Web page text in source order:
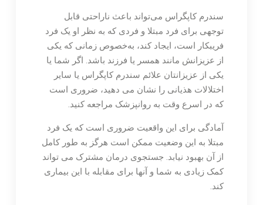
سندرم کاپگراس می‌تواند باعث ناراحتی قابل
توجهی برای فرد مبتلا و فردی که به نظر او یک فرد
فریبکار است، ایجاد کند، به‌خصوص زمانی که یکی
از عزیزانش مانند همسر یا فرزند باشد. اگر شما یا
یکی از عزیزانتان علائم سندرم کاپگراس یا سایر
اختلالات هذیانی را نشان می دهید، ضروری است
که در اسرع وقت به روانپزشک مراجعه کنید.
آمادگی برای این واقعیت ضروری است که یک فرد
مبتلا به این وضعیت ممکن است هرگز به طور کامل
از آن بهبود نیابد. جستجوی درمان مشترک می تواند
کمک زیادی به شما و آنها برای مقابله با این بیماری
کند.